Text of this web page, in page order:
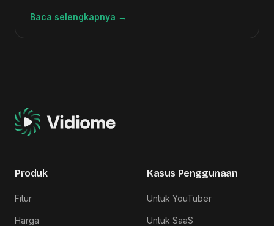
menggunakan AI.
Baca selengkapnya →
Produk
Fitur
Harga
Kasus Penggunaan
Untuk YouTuber
Untuk SaaS